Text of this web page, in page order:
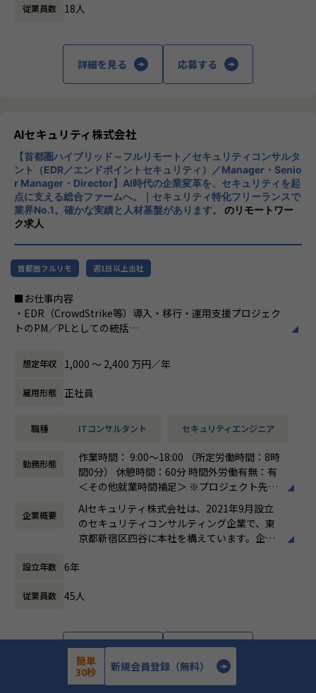
未整備の課題を自ら発見し、仕組みとして解決することにや
ポジションの魅力
全社の技術基盤を「設計する」立場
特定プロダクトの運用担当ではなく、オープングループ全体
のインフラ・セキュリティ・監視の標準を自ら定義していく
りの裁量と影響範囲が大きいことが特徴です。
■0→1フェーズの面白さ
セキュリティガバナンス、監視・オブザーバビリティ基盤、I
aC による自動化など、これから整備していくテーマが揃って
います。既存の仕組みを維持するのではなく、自分の手で土
台を作り上げる経験ができます。
リーダー候補として、技術方針の策定・標準化・メンバー育
成にも携わります。スペシャリストとマネジメントの両方の
道が拓けるポジションです。
■身に付く・期待する、知識・スキル・能力
・DevSecOps／シフトレフトの実践 ：CI/CDにセキュリティ
・セキュリティガバナンス構築の経験：全社統制の設計、IS
・オブザーバビリティ基盤の設計力：監視・ログ・パフォー
・技術リード・標準化・育成のマネジメントスキル：チーム
を率いる経験
オープングループ全体のプロダクトを横断し、以下の領域を
担当いただきます。
クラウドインフラ
・Google Cloud への移行対応の推進
・GCP / AWS を中心としたインフラの設計・構築・運用
セキュリティ
・各プロダクトの脆弱性対応、セキュリティ診断、対策の実
・全社横断的なセキュリティ統制およびガバナンスの設計と
休憩時間： 60分
従業員数 18人
詳細を見る 応募する
AIセキュリティ株式会社
【首都圏ハイブリッド～フルリモート／セキュリティコンサルタ
ント（EDR／エンドポイントセキュリティ）／Manager・Senio
r Manager・Director】AI時代の企業変革を、セキュリティを起
点に支える総合ファームへ。｜セキュリティ特化フリーランスで
業界No.1。確かな実績と人材基盤があります。
のリモートワー
ク求人
首都圏フルリモ 週1日以上出社
■お仕事内容
・EDR（CrowdStrike等）導入・移行・運用支援プロジェク
トのPM／PLとしての統括
の構想策定、設計のリード
・SOC／MDR運用設計、インシデント対応（IR）体制構築の
支援
・検知ルール・運用プロセスの高度化、チューニング方針の
・ユニット（チーム）のマネジメント、メンバー育成、デリ
・顧客への提案活動、経営層・部門責任者への報告・折衝
・ベンダーアライアンス（CrowdStrike）を活かした提案・
ソリューション開発
・（Senior Manager）複数プロジェクトの同時統括、案件
創出・事業推進のリード
・（Director）EDR／エンドポイント領域全体の事業・売上
■このポジションの魅力
当社がベンダーアライアンスを結ぶCrowdStrikeを中核に、
導入・構築から運用設計、
インシデント対応体制の構築までを一気通貫で担っていただ
想定年収 1,000 〜 2,400 万円／年
雇用形態 正社員
職種 ITコンサルタント セキュリティエンジニア
勤務形態
作業時間： 9:00～18:00 （所定労働時間：8時
間0分） 休憩時間：60分 時間外労働有無：有
＜その他就業時間補足＞ ※プロジェクト先に
よる。 ※シニアコンサルタント以上は専門業
務型裁量労働制（みなし労働時間8時間）の
場合、時間外労働なし
働き方：裁量労働制
休憩時間： 60分
企業概要
AIセキュリティ株式会社は、2021年9月設立
のセキュリティコンサルティング企業で、東
京都新宿区四谷に本社を構えています。企業
げ、企業の持続的な成長と価値向上を支援す
コンサルティング、サイバーセキュリティコ
キュリティ顧問サービス、人材紹介・採用支
援などです。AI活用の拡大に伴うセキュリテ
ィリスクへの対応を強みとし、リスク管理か
ら組織体制構築、人材確保まで幅広く支援し
設立年数 6年
従業員数 45人
詳細を見る 応募する
簡単
30秒
新規会員登録（無料）